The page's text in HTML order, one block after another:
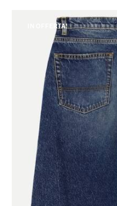
IN OFFERTA!